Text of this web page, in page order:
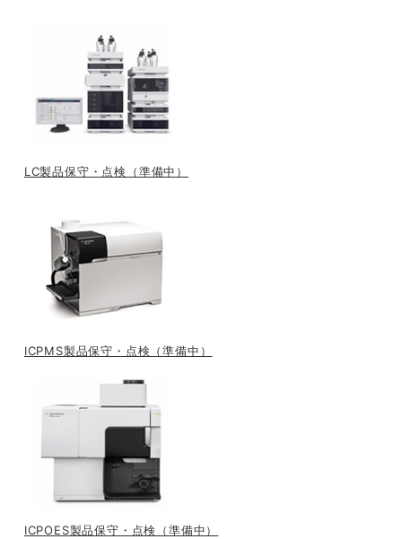
LC製品保守・点検（準備中）
ICPMS製品保守・点検（準備中）
ICPOES製品保守・点検（準備中）